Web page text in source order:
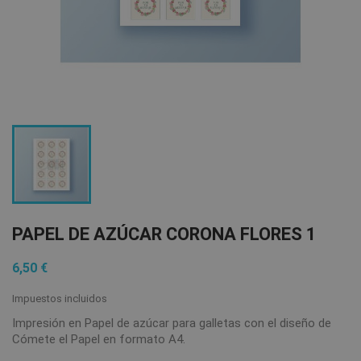
PAPEL DE AZÚCAR CORONA FLORES 1
6,50 €
Impuestos incluidos
Impresión en Papel de azúcar para galletas con el diseño de
Cómete el Papel en formato A4.